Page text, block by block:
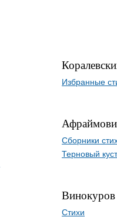
Избранные
Сборники
Терновый куст
Стихи